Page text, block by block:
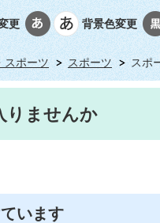
更 背景色変更
スポーツ スポーツ スポ
りませんか
います